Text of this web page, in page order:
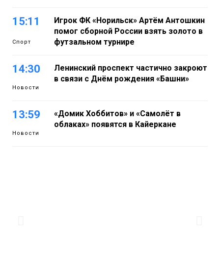
15:11
Спорт
Игрок ФК «Норильск» Артём Антошкин
помог сборной России взять золото в
футзальном турнире
14:30
Новости
Ленинский проспект частично закроют
в связи с Днём рождения «Башни»
13:59
Новости
«Домик Хоббитов» и «Самолёт в
облаках» появятся в Кайеркане